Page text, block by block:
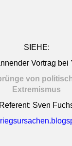
SIEHE:
Vortrag bei
von
Extremismus
Referent: Sven